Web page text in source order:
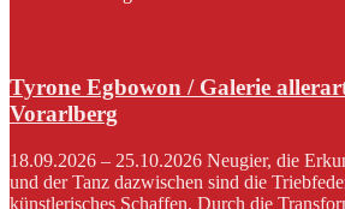
Tyrone Egbowon / Galerie
Vorarlberg
18.09.2026 – 25.10.2026 Neugier, die
und der Tanz dazwischen sind die
künstlerisches Schaffen. Durch die